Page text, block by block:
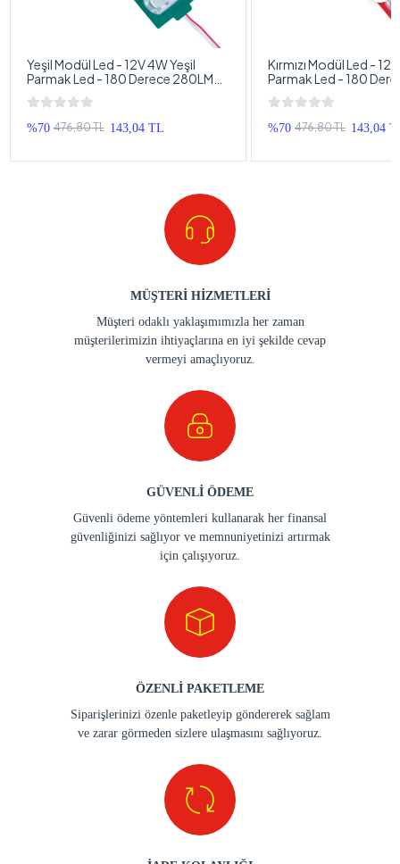
Yeşil Modül Led - 12V 4W Yeşil
Parmak Led - 180 Derece 280LM
Profesyonel Modül Led - 1 Adet
%70 476,80 TL 143,04 TL
Kırmızı Modül Led - 12V
Parmak Led - 180
Profesyonel Modül
%70 476,80 TL 143,04
MÜŞTERİ HİZMETLERİ
Müşteri odaklı yaklaşımımızla her zaman
müşterilerimizin ihtiyaçlarına en iyi şekilde cevap
vermeyi amaçlıyoruz.
GÜVENLİ ÖDEME
Güvenli ödeme yöntemleri kullanarak her finansal
güvenliğinizi sağlıyor ve memnuniyetinizi artırmak
için çalışıyoruz.
ÖZENLİ PAKETLEME
Siparişlerinizi özenle paketleyip göndererek sağlam
ve zarar görmeden sizlere ulaşmasını sağlıyoruz.